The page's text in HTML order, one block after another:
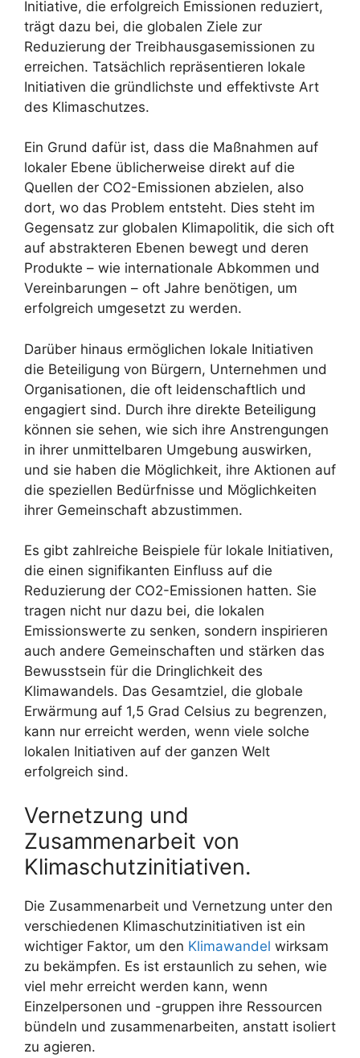
Initiative, die erfolgreich Emissionen reduziert,
trägt dazu bei, die globalen Ziele zur
Reduzierung der Treibhausgasemissionen zu
erreichen. Tatsächlich repräsentieren lokale
Initiativen die gründlichste und effektivste Art
des Klimaschutzes.
Ein Grund dafür ist, dass die Maßnahmen auf
lokaler Ebene üblicherweise direkt auf die
Quellen der CO2-Emissionen abzielen, also
dort, wo das Problem entsteht. Dies steht im
Gegensatz zur globalen Klimapolitik, die sich oft
auf abstrakteren Ebenen bewegt und deren
Produkte – wie internationale Abkommen und
Vereinbarungen – oft Jahre benötigen, um
erfolgreich umgesetzt zu werden.
Darüber hinaus ermöglichen lokale Initiativen
die Beteiligung von Bürgern, Unternehmen und
Organisationen, die oft leidenschaftlich und
engagiert sind. Durch ihre direkte Beteiligung
können sie sehen, wie sich ihre Anstrengungen
in ihrer unmittelbaren Umgebung auswirken,
und sie haben die Möglichkeit, ihre Aktionen auf
die speziellen Bedürfnisse und Möglichkeiten
ihrer Gemeinschaft abzustimmen.
Es gibt zahlreiche Beispiele für lokale Initiativen,
die einen signifikanten Einfluss auf die
Reduzierung der CO2-Emissionen hatten. Sie
tragen nicht nur dazu bei, die lokalen
Emissionswerte zu senken, sondern inspirieren
auch andere Gemeinschaften und stärken das
Bewusstsein für die Dringlichkeit des
Klimawandels. Das Gesamtziel, die globale
Erwärmung auf 1,5 Grad Celsius zu begrenzen,
kann nur erreicht werden, wenn viele solche
lokalen Initiativen auf der ganzen Welt
erfolgreich sind.
Vernetzung und
Zusammenarbeit von
Klimaschutzinitiativen.
Die Zusammenarbeit und Vernetzung unter den
verschiedenen Klimaschutzinitiativen ist ein
wichtiger Faktor, um den Klimawandel wirksam
zu bekämpfen. Es ist erstaunlich zu sehen, wie
viel mehr erreicht werden kann, wenn
Einzelpersonen und -gruppen ihre Ressourcen
bündeln und zusammenarbeiten, anstatt isoliert
zu agieren.